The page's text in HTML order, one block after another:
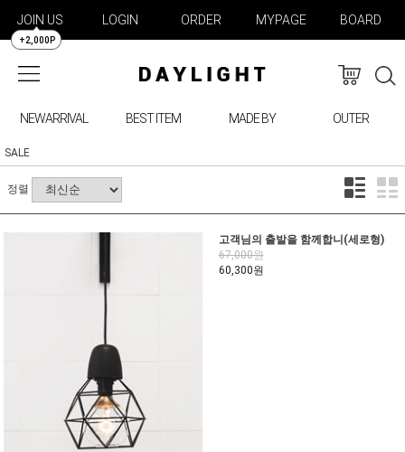
JOIN US
+2,000P
LOGIN ORDER MYPAGE BOARD
NEWARRIVAL BEST ITEM MADE BY OUTER
SALE
정렬
고객님의 출발을 함께합니(세로형)
67,000원
60,300원